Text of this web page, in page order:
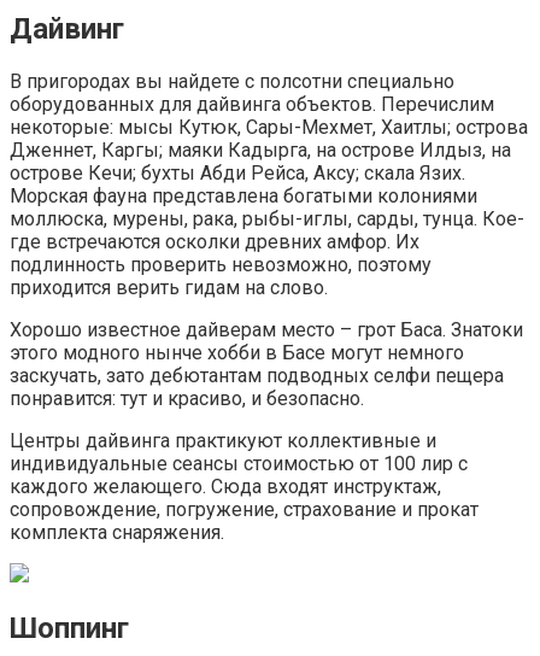
Дайвинг
В пригородах вы найдете с полсотни специально
оборудованных для дайвинга объектов. Перечислим
некоторые: мысы Кутюк, Сары-Мехмет, Хаитлы; острова
Дженнет, Каргы; маяки Кадырга, на острове Илдыз, на
острове Кечи; бухты Абди Рейса, Аксу; скала Язих.
Морская фауна представлена богатыми колониями
моллюска, мурены, рака, рыбы-иглы, сарды, тунца. Кое-
где встречаются осколки древних амфор. Их
подлинность проверить невозможно, поэтому
приходится верить гидам на слово.
Хорошо известное дайверам место – грот Баса. Знатоки
этого модного нынче хобби в Басе могут немного
заскучать, зато дебютантам подводных селфи пещера
понравится: тут и красиво, и безопасно.
Центры дайвинга практикуют коллективные и
индивидуальные сеансы стоимостью от 100 лир с
каждого желающего. Сюда входят инструктаж,
сопровождение, погружение, страхование и прокат
комплекта снаряжения.
Шоппинг